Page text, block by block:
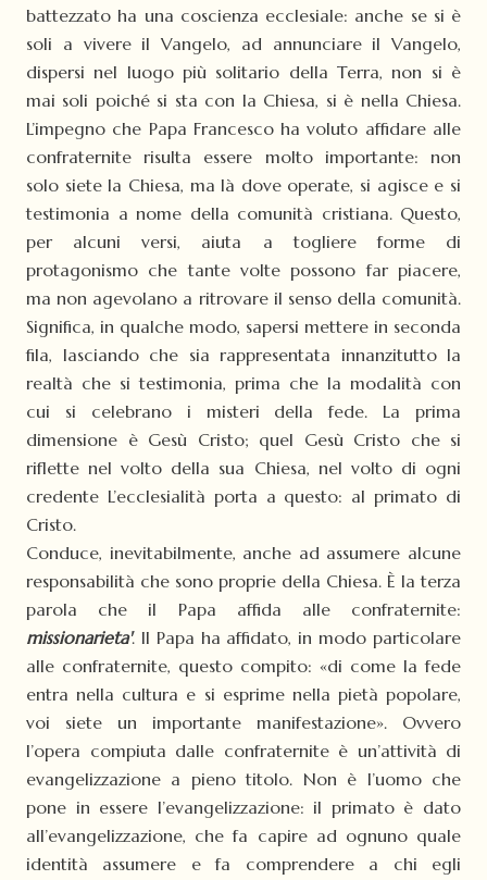
battezzato ha una coscienza ecclesiale: anche se si è
soli a vivere il Vangelo, ad annunciare il Vangelo,
dispersi nel luogo più solitario della Terra, non si è
mai soli poiché si sta con la Chiesa, si è nella Chiesa.
L’impegno che Papa Francesco ha voluto affidare alle
confraternite risulta essere molto importante: non
solo siete la Chiesa, ma là dove operate, si agisce e si
testimonia a nome della comunità cristiana. Questo,
per alcuni versi, aiuta a togliere forme di
protagonismo che tante volte possono far piacere,
ma non agevolano a ritrovare il senso della comunità.
Significa, in qualche modo, sapersi mettere in seconda
fila, lasciando che sia rappresentata innanzitutto la
realtà che si testimonia, prima che la modalità con
cui si celebrano i misteri della fede. La prima
dimensione è Gesù Cristo; quel Gesù Cristo che si
riflette nel volto della sua Chiesa, nel volto di ogni
credente L’ecclesialità porta a questo: al primato di
Cristo.
Conduce, inevitabilmente, anche ad assumere alcune
responsabilità che sono proprie della Chiesa. È la terza
parola che il Papa affida alle confraternite:
missionarieta'. Il Papa ha affidato, in modo particolare
alle confraternite, questo compito: «di come la fede
entra nella cultura e si esprime nella pietà popolare,
voi siete un importante manifestazione». Ovvero
l’opera compiuta dalle confraternite è un’attività di
evangelizzazione a pieno titolo. Non è l’uomo che
pone in essere l’evangelizzazione: il primato è dato
all’evangelizzazione, che fa capire ad ognuno quale
identità assumere e fa comprendere a chi egli